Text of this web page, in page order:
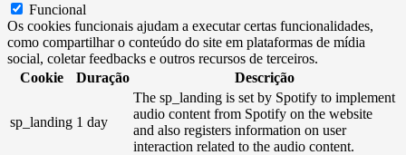
Funcional
Os cookies funcionais ajudam a executar certas funcionalidades,
como compartilhar o conteúdo do site em plataformas de mídia
social, coletar feedbacks e outros recursos de terceiros.
Cookie
Duração Descrição
sp_landing 1 day
The sp_landing is set by Spotify to implement
audio content from Spotify on the website
and also registers information on user
interaction related to the audio content.